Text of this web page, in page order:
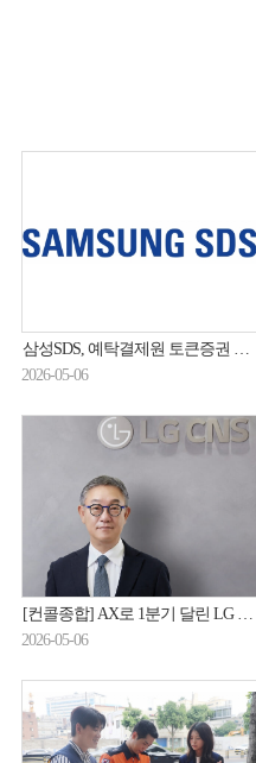
삼성SDS, 예탁결제원 토큰증권 플랫폼 구축 사업 수주
2026-05-06
[컨콜종합] AX로 1분기 달린 LG CNS, 로봇·금융·해외 '전선 확대'
2026-05-06